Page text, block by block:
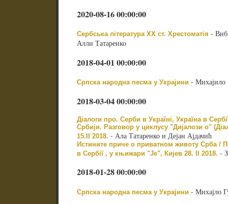
2020-08-16 00:00:00
Сербська література ХХ ст. Хрестоматія -
Алли Татаренко
2018-04-01 00:00:00
Српска народна песма у Украјини - Михајило
2018-03-04 00:00:00
Діалоги про. Серби в Україні, Україна в
Србији. Разговор у циклусу "Дијалози о"
15.II 2018. - Ала Татаренко и Дејан Ајдачић
Истините приче о приватном животу Срба /
в Сербії , у књижари "Је", Кијев 28. II 2018. -
2018-01-28 00:00:00
Српска народна песма у Украјини - Михајло